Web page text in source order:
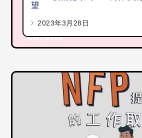
望
2023年3月28日